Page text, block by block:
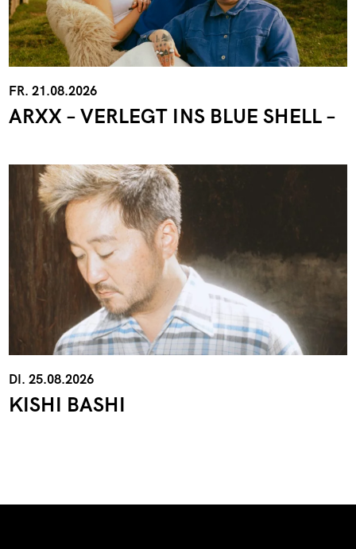
FR. 21.08.2026
ARXX – VERLEGT INS BLUE SHELL –
DI. 25.08.2026
KISHI BASHI